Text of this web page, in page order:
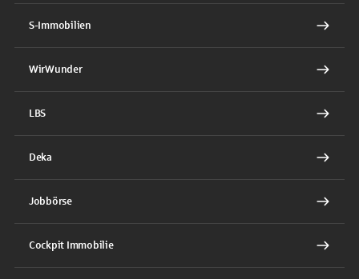
S-Immobilien
WirWunder
LBS
Deka
Jobbörse
Cockpit Immobilie